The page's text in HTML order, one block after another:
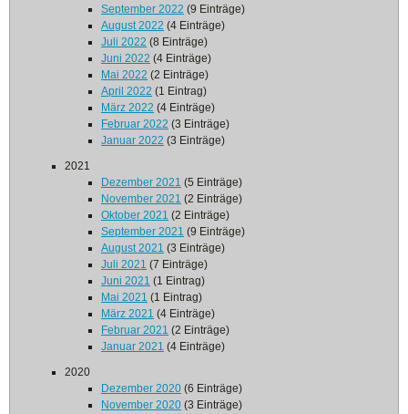
September 2022 (9 Einträge)
August 2022 (4 Einträge)
Juli 2022 (8 Einträge)
Juni 2022 (4 Einträge)
Mai 2022 (2 Einträge)
April 2022 (1 Eintrag)
März 2022 (4 Einträge)
Februar 2022 (3 Einträge)
Januar 2022 (3 Einträge)
2021
Dezember 2021 (5 Einträge)
November 2021 (2 Einträge)
Oktober 2021 (2 Einträge)
September 2021 (9 Einträge)
August 2021 (3 Einträge)
Juli 2021 (7 Einträge)
Juni 2021 (1 Eintrag)
Mai 2021 (1 Eintrag)
März 2021 (4 Einträge)
Februar 2021 (2 Einträge)
Januar 2021 (4 Einträge)
2020
Dezember 2020 (6 Einträge)
November 2020 (3 Einträge)